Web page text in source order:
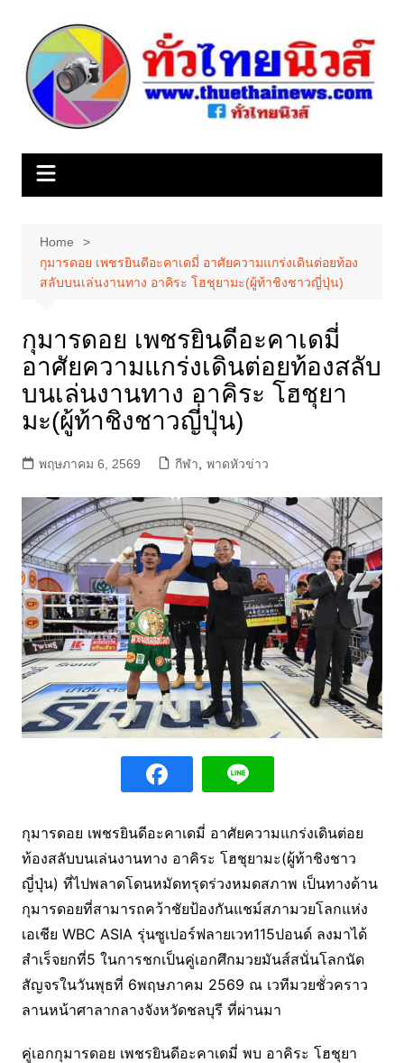
content
Home
กุมารดอย เพชรยินดีอะคาเดมี่ อาศัยความแกร่งเดินต่อยท้อง
สลับบนเล่นงานทาง อาคิระ โฮชุยามะ(ผู้ท้าชิงชาวญี่ปุ่น)
กุมารดอย เพชรยินดีอะคาเดมี่
อาศัยความแกร่งเดินต่อยท้องสลับ
บนเล่นงานทาง อาคิระ โฮชุยา
มะ(ผู้ท้าชิงชาวญี่ปุ่น)
พฤษภาคม 6, 2569 กีฬา พาดหัวข่าว
กุมารดอย เพชรยินดีอะคาเดมี่ อาศัยความแกร่งเดินต่อย
ท้องสลับบนเล่นงานทาง อาคิระ โฮชุยามะ(ผู้ท้าชิงชาว
ญี่ปุ่น) ที่ไปพลาดโดนหมัดทรุดร่วงหมดสภาพ เป็นทางด้าน
กุมารดอยที่สามารถคว้าชัยป้องกันแชม์สภามวยโลกแห่ง
เอเชีย WBC ASIA รุ่นซูเปอร์ฟลายเวท115ปอนด์ ลงมาได้
สำเร็จยกที่5 ในการชกเป็นคู่เอกศึกมวยมันส์สนั่นโลกนัด
สัญจรในวันพุธที่ 6พฤษภาคม 2569 ณ เวทีมวยชั่วคราว
ลานหน้าศาลากลางจังหวัดชลบุรี ที่ผ่านมา
คู่เอกกุมารดอย เพชรยินดีอะคาเดมี่ พบ อาคิระ โฮชุยา